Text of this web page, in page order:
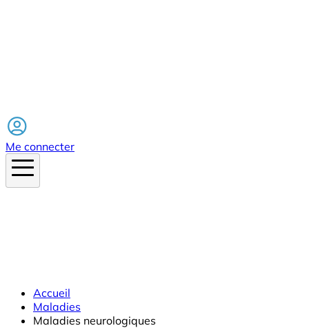
Me connecter
Accueil
Maladies
Maladies neurologiques